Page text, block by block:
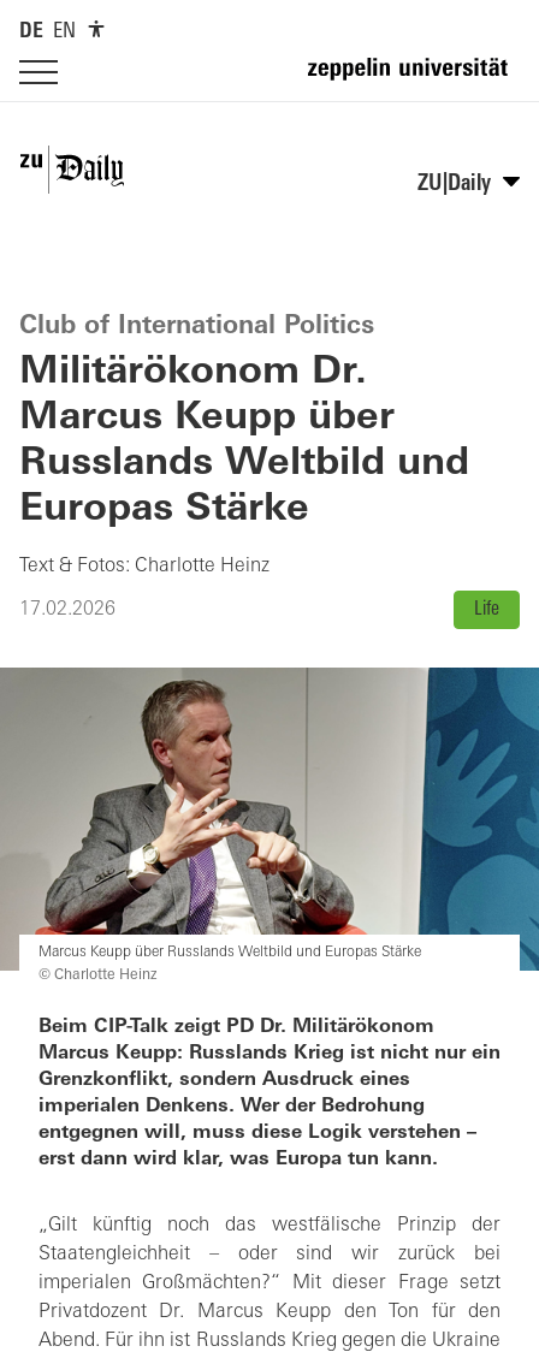
DE EN
ZU|Daily
Club of International Politics
Militärökonom Dr.
Marcus Keupp über
Russlands Weltbild und
Europas Stärke
Text & Fotos: Charlotte Heinz
17.02.2026 Life
Marcus Keupp über Russlands Weltbild und Europas Stärke
© Charlotte Heinz
Beim CIP-Talk zeigt PD Dr. Militärökonom
Marcus Keupp: Russlands Krieg ist nicht nur ein
Grenzkonflikt, sondern Ausdruck eines
imperialen Denkens. Wer der Bedrohung
entgegnen will, muss diese Logik verstehen –
erst dann wird klar, was Europa tun kann.
„Gilt künftig noch das westfälische Prinzip der
Staatengleichheit – oder sind wir zurück bei
imperialen Großmächten?“ Mit dieser Frage setzt
Privatdozent Dr. Marcus Keupp den Ton für den
Abend. Für ihn ist Russlands Krieg gegen die Ukraine